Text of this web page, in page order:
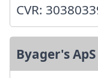
CVR:
Byager's ApS